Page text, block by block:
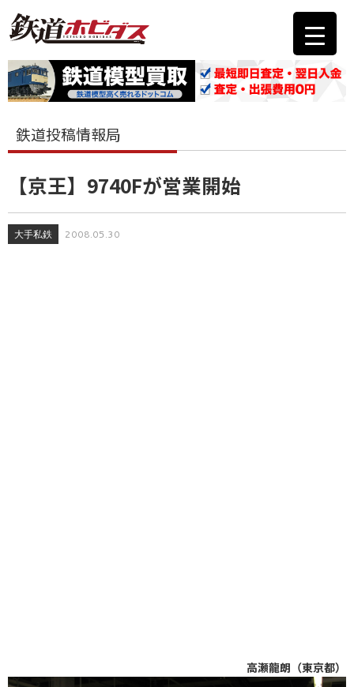
鉄道投稿情報局
【京王】9740Fが営業開始
大手私鉄 2008.05.30
高瀬龍朗（東京都）